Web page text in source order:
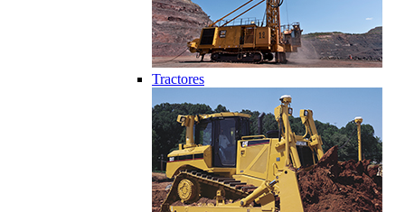
Tractores